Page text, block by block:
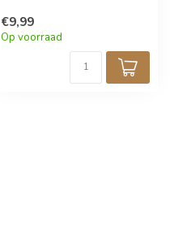
» Kwaliteit
Microschroevendraaier
€9,99
Op voorraad